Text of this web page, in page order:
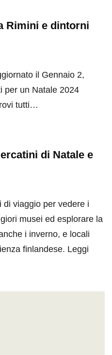
Rimini e dintorni
il Gennaio 2,
per un Natale 2024
tutti…
di Natale e
di viaggio per vedere i
musei ed esplorare la
i inverno, e locali
finlandese. Leggi